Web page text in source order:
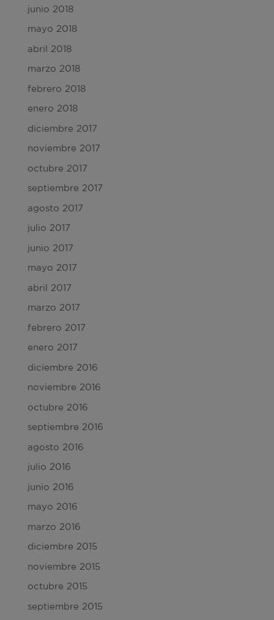
junio 2018
mayo 2018
abril 2018
marzo 2018
febrero 2018
enero 2018
diciembre 2017
noviembre 2017
octubre 2017
septiembre 2017
agosto 2017
julio 2017
junio 2017
mayo 2017
abril 2017
marzo 2017
febrero 2017
enero 2017
diciembre 2016
noviembre 2016
octubre 2016
septiembre 2016
agosto 2016
julio 2016
junio 2016
mayo 2016
marzo 2016
diciembre 2015
noviembre 2015
octubre 2015
septiembre 2015